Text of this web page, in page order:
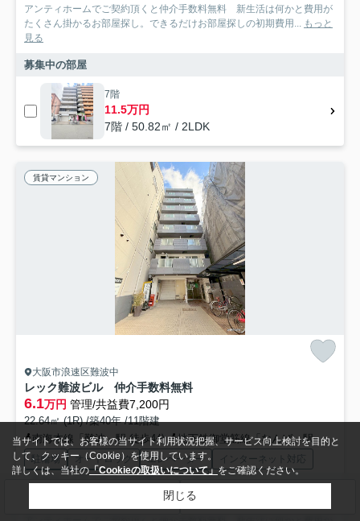
アンティホームでご契約頂くと仲介手数料無料 新生活は何かと費用が
たくさん掛かるお部屋探し。できるだけお部屋探しの初期費用... もっと
見る
募集中の部屋
7階
11.5万円
7階 / 50.82㎡ / 2LDK
賃貸マンション
大阪市浪速区難波中
レック難波ビル 仲介手数料無料
6.1万円 管理/共益費7,200円
22.64㎡ (1R) /築40年 /11階建
南海本線「難波」駅 徒歩4分
地下鉄御堂筋線「なんば」駅 徒歩5分
駐輪場 オートロック エレベーター
インターネット対応
当サイトでは、お客様の当サイト利用状況把握、サービス向上検討を目的と
して、クッキー（Cookie）を使用しています。
詳しくは、当社の「Cookieの取扱いについて」をご確認ください。
閉じる